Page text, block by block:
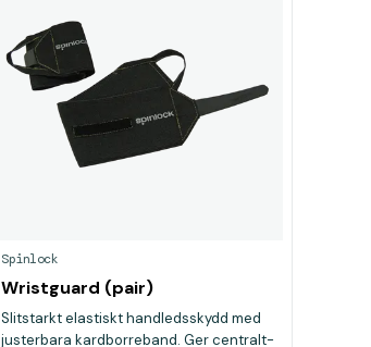
Spinlock
Wristguard (pair)
Slitstarkt elastiskt handledsskydd med
justerbara kardborreband. Ger centralt-